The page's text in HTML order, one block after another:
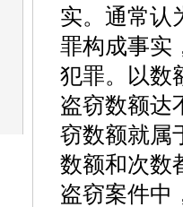
实。通常认
罪构成事实
犯罪。以数
盗窃数额达
窃数额就属
数额和次数
盗窃案件中